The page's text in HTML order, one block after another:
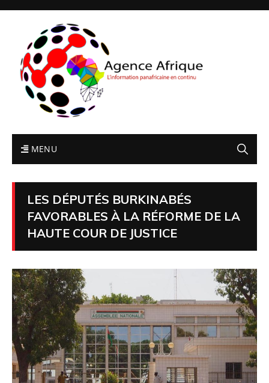
MENU
LES DÉPUTÉS BURKINABÉS
FAVORABLES À LA RÉFORME DE LA
HAUTE COUR DE JUSTICE